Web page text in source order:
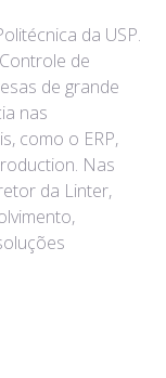
da USP.
de
de grande
nas
como o ERP,
Nas
da Linter,